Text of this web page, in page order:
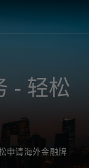
- 轻松
申请海外金融牌